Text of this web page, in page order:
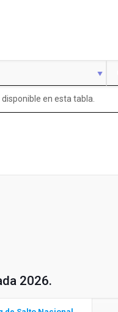
en esta tabla.
2026.